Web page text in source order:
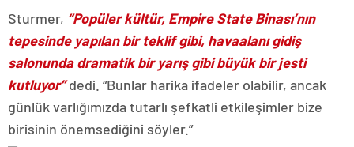
Sturmer, “Popüler kültür, Empire State Binası’nın
tepesinde yapılan bir teklif gibi, havaalanı gidiş
salonunda dramatik bir yarış gibi büyük bir jesti
kutluyor” dedi. “Bunlar harika ifadeler olabilir, ancak
günlük varlığımızda tutarlı şefkatli etkileşimler bize
birisinin önemsediğini söyler.”